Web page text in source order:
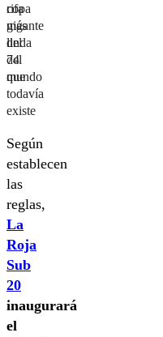
rifa
más
linda
del
mundo
copa
gigante
del
74
que
todavía
existe
Según
establecen
las
reglas,
La
Roja
Sub
20
inaugurará
el